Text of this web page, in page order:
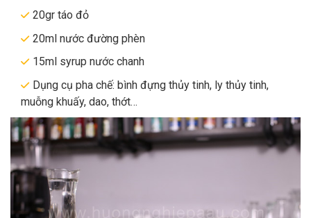
20gr táo đỏ
20ml nước đường phèn
15ml syrup nước chanh
Dụng cụ pha chế: bình đựng thủy tinh, ly thủy tinh,
muỗng khuấy, dao, thớt…